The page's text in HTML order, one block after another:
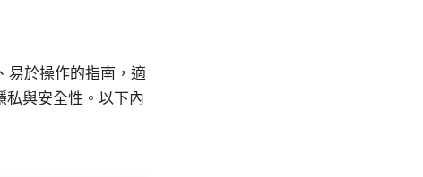
易於操作的指南，適
私與安全性。以下內